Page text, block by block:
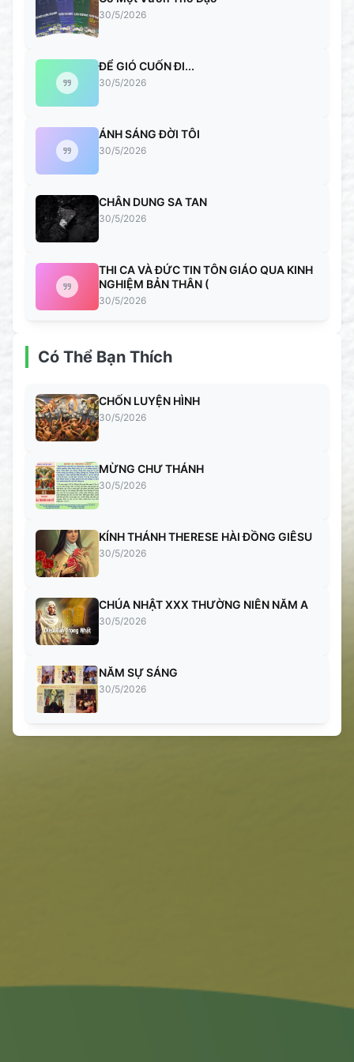
30/5/2026
ĐỂ GIÓ CUỐN ĐI...
30/5/2026
ÁNH SÁNG ĐỜI TÔI
30/5/2026
CHÂN DUNG SA TAN
30/5/2026
THI CA VÀ ĐỨC TIN TÔN GIÁO QUA KINH
NGHIỆM BẢN THÂN (
30/5/2026
Có Thể Bạn Thích
CHỐN LUYỆN HÌNH
30/5/2026
MỪNG CHƯ THÁNH
30/5/2026
KÍNH THÁNH THERESE HÀI ĐỒNG GIÊSU
30/5/2026
CHÚA NHẬT XXX THƯỜNG NIÊN NĂM A
30/5/2026
NĂM SỰ SÁNG
30/5/2026